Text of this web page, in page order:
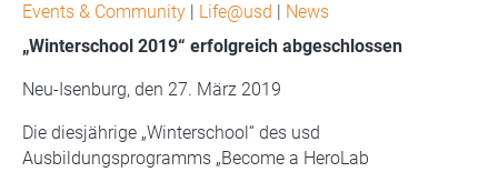
Events & Community
Life@usd
News
„Winterschool 2019“ erfolgreich abgeschlossen
Neu-Isenburg, den 27. März 2019
Die diesjährige „Winterschool“ des usd
Ausbildungsprogramms „Become a HeroLab